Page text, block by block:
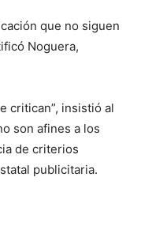
que no siguen
Noguera,
critican”, insistió al
son afines a los
de criterios
publicitaria.